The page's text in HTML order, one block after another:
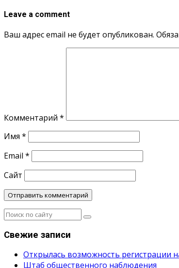
Leave a comment
Ваш адрес email не будет опубликован.
Комментарий *
Имя *
Email *
Сайт
Свежие записи
Открылась возможность регистрации
Штаб общественного наблюдения